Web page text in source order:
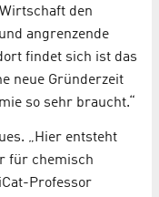
den
angrenzende
findet sich ist das
neue Gründerzeit
so sehr braucht.“
„Hier entsteht
für chemisch
Professor